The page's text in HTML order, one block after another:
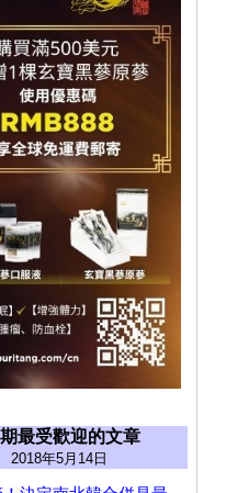
最受歡迎的文章
2018年5月14日